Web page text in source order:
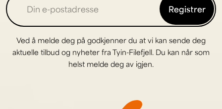
Registrer
Ved å melde deg på godkjenner du at vi kan sende deg
aktuelle tilbud og nyheter fra Tyin-Filefjell. Du kan når som
helst melde deg av igjen.